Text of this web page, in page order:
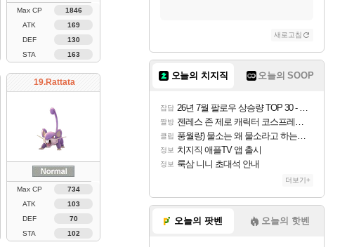
Max CP
1846
ATK
169
DEF
130
STA
163
19.Rattata
Max CP
734
ATK
103
DEF
70
STA
102
새로고침
오늘의 치지직 오늘의 SOOP
잡담 26년 7월 팔로우 상승량 TOP 30 - 월간 치지직
짤방 젠레스 존 제로 캐릭터 코스프레한 꽁주
클립 풍월량) 물소는 왜 물소라고 하는거야? 아! 그만 ㅋㅋ
정보 치지직 애플TV 앱 출시
정보 룩삼 니니 초대석 안내
더보기+
오늘의 팟벤 오늘의 핫벤